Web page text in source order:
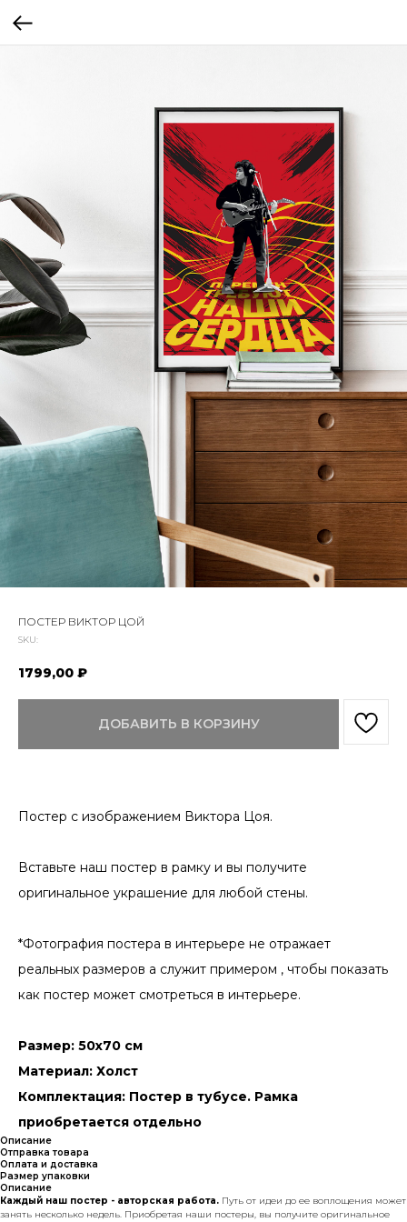
ПОСТЕР ВИКТОР ЦОЙ
SKU:
1799,00 ₽
ДОБАВИТЬ В КОРЗИНУ
Постер с изображением Виктора Цоя.
Вставьте наш постер в рамку и вы получите
оригинальное украшение для любой стены.
*Фотография постера в интерьере не отражает
реальных размеров а служит примером , чтобы показать
как постер может смотреться в интерьере.
Размер: 50х70 см
Материал: Холст
Комплектация: Постер в тубусе. Рамка
приобретается отдельно
Описание
Отправка товара
Оплата и доставка
Размер упаковки
Описание
Каждый наш постер - авторская работа. Путь от идеи до ее воплощения может
занять несколько недель. Приобретая наши постеры, вы получите оригинальное